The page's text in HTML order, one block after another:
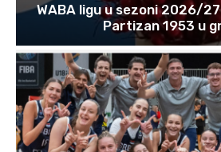
WABA ligu u sezoni 2026/
Partizan 1953 u